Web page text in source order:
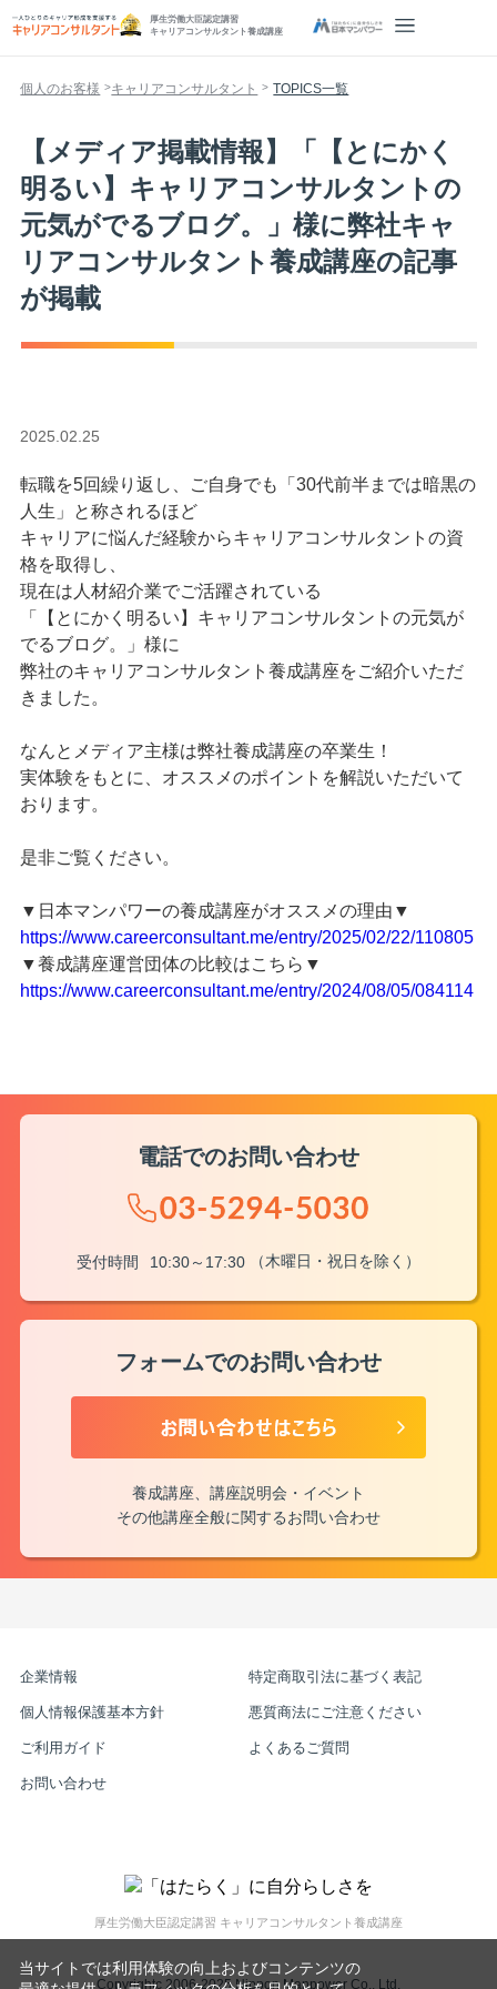
厚生労働大臣認定講習
キャリアコンサルタント養成講座
個人のお客様 キャリアコンサルタント TOPICS一覧
【メディア掲載情報】「【とにかく
明るい】キャリアコンサルタントの
元気がでるブログ。」様に弊社キャ
リアコンサルタント養成講座の記事
が掲載
2025.02.25
転職を5回繰り返し、ご自身でも「30代前半までは暗黒の
人生 」と称されるほど
キャリアに悩んだ経験からキャリアコンサルタントの資
格を取得し、
現在は人材紹介業でご活躍されている
「【とにかく明るい】キャリアコンサルタントの元気が
でるブログ。」様に
弊社のキャリアコンサルタント養成講座をご紹介いただ
きました。
なんとメディア主様は弊社養成講座の卒業生！
実体験をもとに、オススメのポイントを解説いただいて
おります。
是非ご覧ください。
▼日本マンパワーの養成講座がオススメの理由▼
https://www.careerconsultant.me/entry/2025/02/22/110805
▼養成講座運営団体の比較はこちら▼
https://www.careerconsultant.me/entry/2024/08/05/084114
電話でのお問い合わせ
受付時間 10:30～17:30 （木曜日・祝日を除く）
フォームでのお問い合わせ
養成講座、講座説明会・イベント
その他講座全般に関するお問い合わせ
厚生労働大臣認定講習 キャリアコンサルタント養成講座
企業情報 特定商取引法に基づく表記
個人情報保護基本方針 悪質商法にご注意ください
ご利用ガイド よくあるご質問
お問い合わせ
Copyrightc 2006-2025 Nippon Manpower Co., Ltd.
当サイトでは利用体験の向上およびコンテンツの